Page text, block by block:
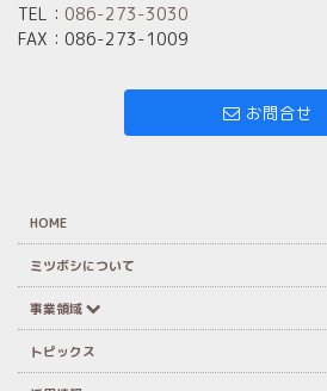
TEL： 086-273-3030
FAX：086-273-1009
お問合せ
HOME
ミツボシについて
事業領域
トピックス